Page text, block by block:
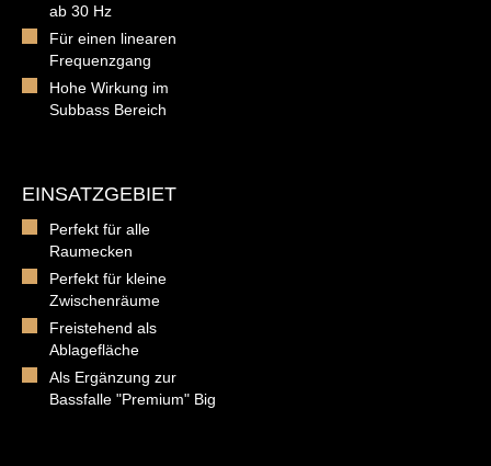
ab 30 Hz
Für einen linearen
Frequenzgang
Hohe Wirkung im
Subbass Bereich
EINSATZGEBIET
Perfekt für alle
Raumecken
Perfekt für kleine
Zwischenräume
Freistehend als
Ablagefläche
Als Ergänzung zur
Bassfalle "Premium" Big